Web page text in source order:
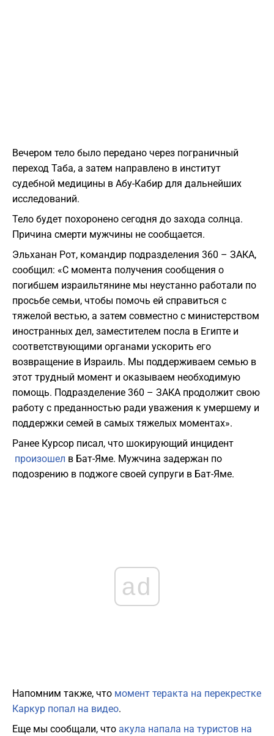
Вечером тело было передано через пограничный
переход Таба, а затем направлено в институт
судебной медицины в Абу-Кабир для дальнейших
исследований.
Тело будет похоронено сегодня до захода солнца.
Причина смерти мужчины не сообщается.
Эльханан Рот, командир подразделения 360 – ЗАКА,
сообщил: «С момента получения сообщения о
погибшем израильтянине мы неустанно работали по
просьбе семьи, чтобы помочь ей справиться с
тяжелой вестью, а затем совместно с министерством
иностранных дел, заместителем посла в Египте и
соответствующими органами ускорить его
возвращение в Израиль. Мы поддерживаем семью в
этот трудный момент и оказываем необходимую
помощь. Подразделение 360 – ЗАКА продолжит свою
работу с преданностью ради уважения к умершему и
поддержки семей в самых тяжелых моментах».
Ранее Курсор писал, что шокирующий инцидент
произошел в Бат-Яме. Мужчина задержан по
подозрению в поджоге своей супруги в Бат-Яме.
ad
Напомним также, что момент теракта на перекрестке
Каркур попал на видео.
Еще мы сообщали, что акула напала на туристов на